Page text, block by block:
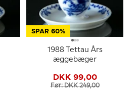
SPAR 60%
1988 Tettau Års
æggebæger
DKK 99,00
Før: DKK 249,00